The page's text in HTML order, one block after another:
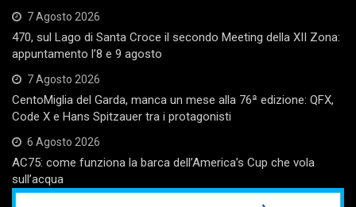
7 Agosto 2026
470, sul Lago di Santa Croce il secondo Meeting della XII Zona:
appuntamento l’8 e 9 agosto
7 Agosto 2026
CentoMiglia del Garda, manca un mese alla 76ª edizione: QFX,
Code X e Hans Spitzauer tra i protagonisti
6 Agosto 2026
AC75: come funziona la barca dell’America’s Cup che vola
sull’acqua